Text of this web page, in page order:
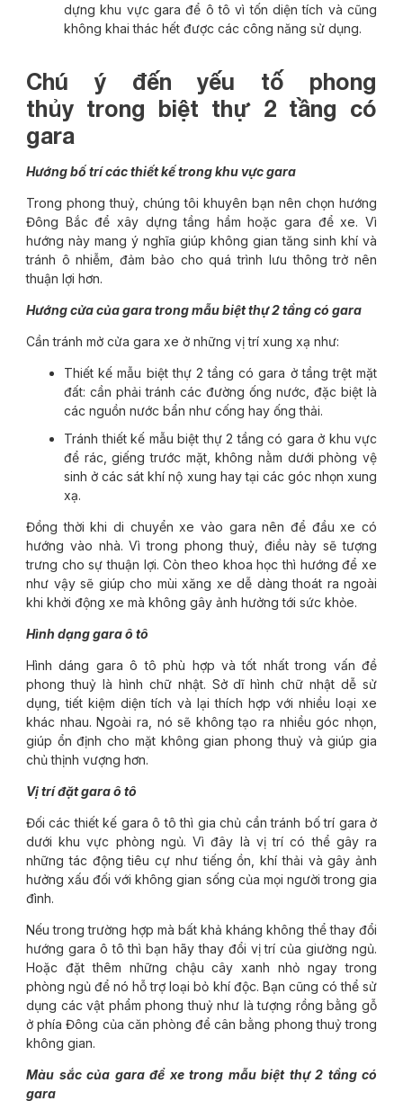
dựng khu vực gara để ô tô vì tốn diện tích và cũng
không khai thác hết được các công năng sử dụng.
Chú ý đến yếu tố phong
thủy trong biệt thự 2 tầng có
gara
Hướng bố trí các thiết kế trong khu vực gara
Trong phong thuỷ, chúng tôi khuyên bạn nên chọn hướng
Đông Bắc để xây dựng tầng hầm hoặc gara để xe. Vì
hướng này mang ý nghĩa giúp không gian tăng sinh khí và
tránh ô nhiễm, đảm bảo cho quá trình lưu thông trở nên
thuận lợi hơn.
Hướng cửa của gara trong mẫu biệt thự 2 tầng có gara
Cần tránh mở cửa gara xe ở những vị trí xung xạ như:
Thiết kế mẫu biệt thự 2 tầng có gara ở tầng trệt mặt
đất: cần phải tránh các đường ống nước, đặc biệt là
các nguồn nước bẩn như cống hay ống thải.
Tránh thiết kế mẫu biệt thự 2 tầng có gara ở khu vực
để rác, giếng trước mặt, không nằm dưới phòng vệ
sinh ở các sát khí nộ xung hay tại các góc nhọn xung
xạ.
Đồng thời khi di chuyển xe vào gara nên để đầu xe có
hướng vào nhà. Vì trong phong thuỷ, điều này sẽ tượng
trưng cho sự thuận lợi. Còn theo khoa học thì hướng để xe
như vậy sẽ giúp cho mùi xăng xe dễ dàng thoát ra ngoài
khi khởi động xe mà không gây ảnh hưởng tới sức khỏe.
Hình dạng gara ô tô
Hình dáng gara ô tô phù hợp và tốt nhất trong vấn đề
phong thuỷ là hình chữ nhật. Sở dĩ hình chữ nhật dễ sử
dụng, tiết kiệm diện tích và lại thích hợp với nhiều loại xe
khác nhau. Ngoài ra, nó sẽ không tạo ra nhiều góc nhọn,
giúp ổn định cho mặt không gian phong thuỷ và giúp gia
chủ thịnh vượng hơn.
Vị trí đặt gara ô tô
Đối các thiết kế gara ô tô thì gia chủ cần tránh bố trí gara ở
dưới khu vực phòng ngủ. Vì đây là vị trí có thể gây ra
những tác động tiêu cự như tiếng ồn, khí thải và gây ảnh
hưởng xấu đối với không gian sống của mọi người trong gia
đình.
Nếu trong trường hợp mà bất khả kháng không thể thay đổi
hướng gara ô tô thì bạn hãy thay đổi vị trí của giường ngủ.
Hoặc đặt thêm những chậu cây xanh nhỏ ngay trong
phòng ngủ để nó hỗ trợ loại bỏ khí độc. Bạn cũng có thể sử
dụng các vật phẩm phong thuỷ như là tượng rồng bằng gỗ
ở phía Đông của căn phòng để cân bằng phong thuỷ trong
không gian.
Màu sắc của gara để xe trong mẫu biệt thự 2 tầng có
gara